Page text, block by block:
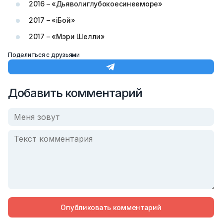
2016 – «Дьяволиглубокоесинееморе»
2017 – «iБой»
2017 – «Мэри Шелли»
Поделиться с друзьями
Добавить комментарий
Опубликовать комментарий